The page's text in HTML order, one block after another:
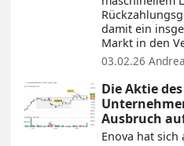
damit ein
Markt in den
03.02.26
Die Aktie
Ausbruch
Enova hat sich